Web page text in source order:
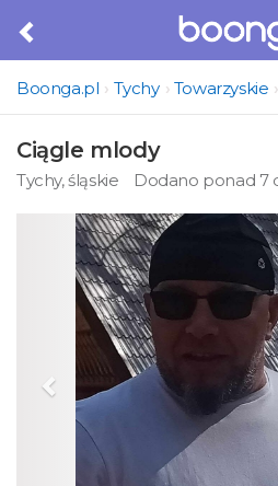
Boonga.pl
Tychy Towarzyskie
Ciągle mlody
Tychy, śląskie Dodano ponad 7
Previous